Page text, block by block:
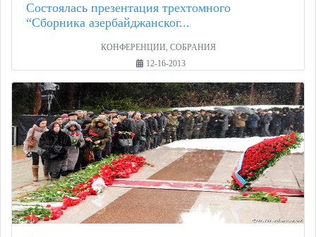
Состоялась презентация трехтомного
“Сборника азербайджанског...
КОНФЕРЕНЦИИ, СОБРАНИЯ
12-16-2013